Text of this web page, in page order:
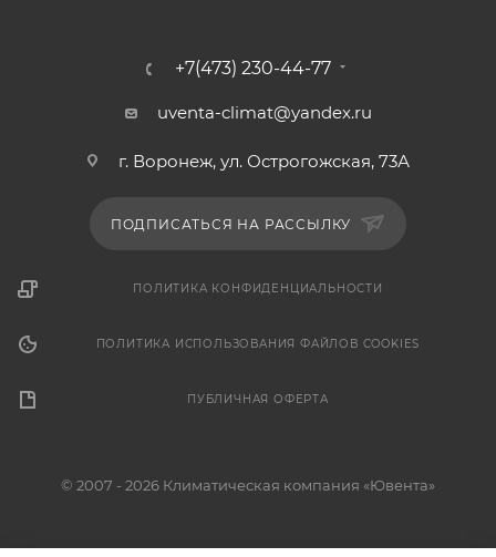
+7(473) 230-44-77
uventa-climat@yandex.ru
г. Воронеж, ул. Острогожская, 73А
ПОДПИСАТЬСЯ НА РАССЫЛКУ
ПОЛИТИКА КОНФИДЕНЦИАЛЬНОСТИ
ПОЛИТИКА ИСПОЛЬЗОВАНИЯ ФАЙЛОВ COOKIES
ПУБЛИЧНАЯ ОФЕРТА
© 2007 - 2026 Климатическая компания «Ювента»